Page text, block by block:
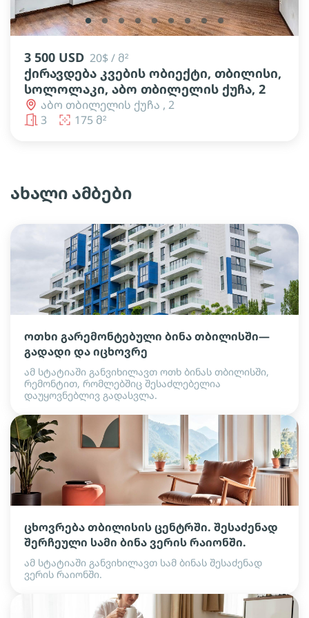
lens lens lens lens lens lens lens lens lens
3 500 USD 20$ / მ²
ქირავდება კვების ობიექტი, თბილისი,
სოლოლაკი, აბო თბილელის ქუჩა, 2
აბო თბილელის ქუჩა , 2
3
175 მ²
ახალი ამბები
ოთხი გარემონტებული ბინა თბილისში—
გადადი და იცხოვრე
ამ სტატიაში განვიხილავთ ოთხ ბინას თბილისში,
რემონტით, რომლებშიც შესაძლებელია
დაუყოვნებლივ გადასვლა.
ცხოვრება თბილისის ცენტრში. შესაძენად
შერჩეული სამი ბინა ვერის რაიონში.
ამ სტატიაში განვიხილავთ სამ ბინას შესაძენად
ვერის რაიონში.